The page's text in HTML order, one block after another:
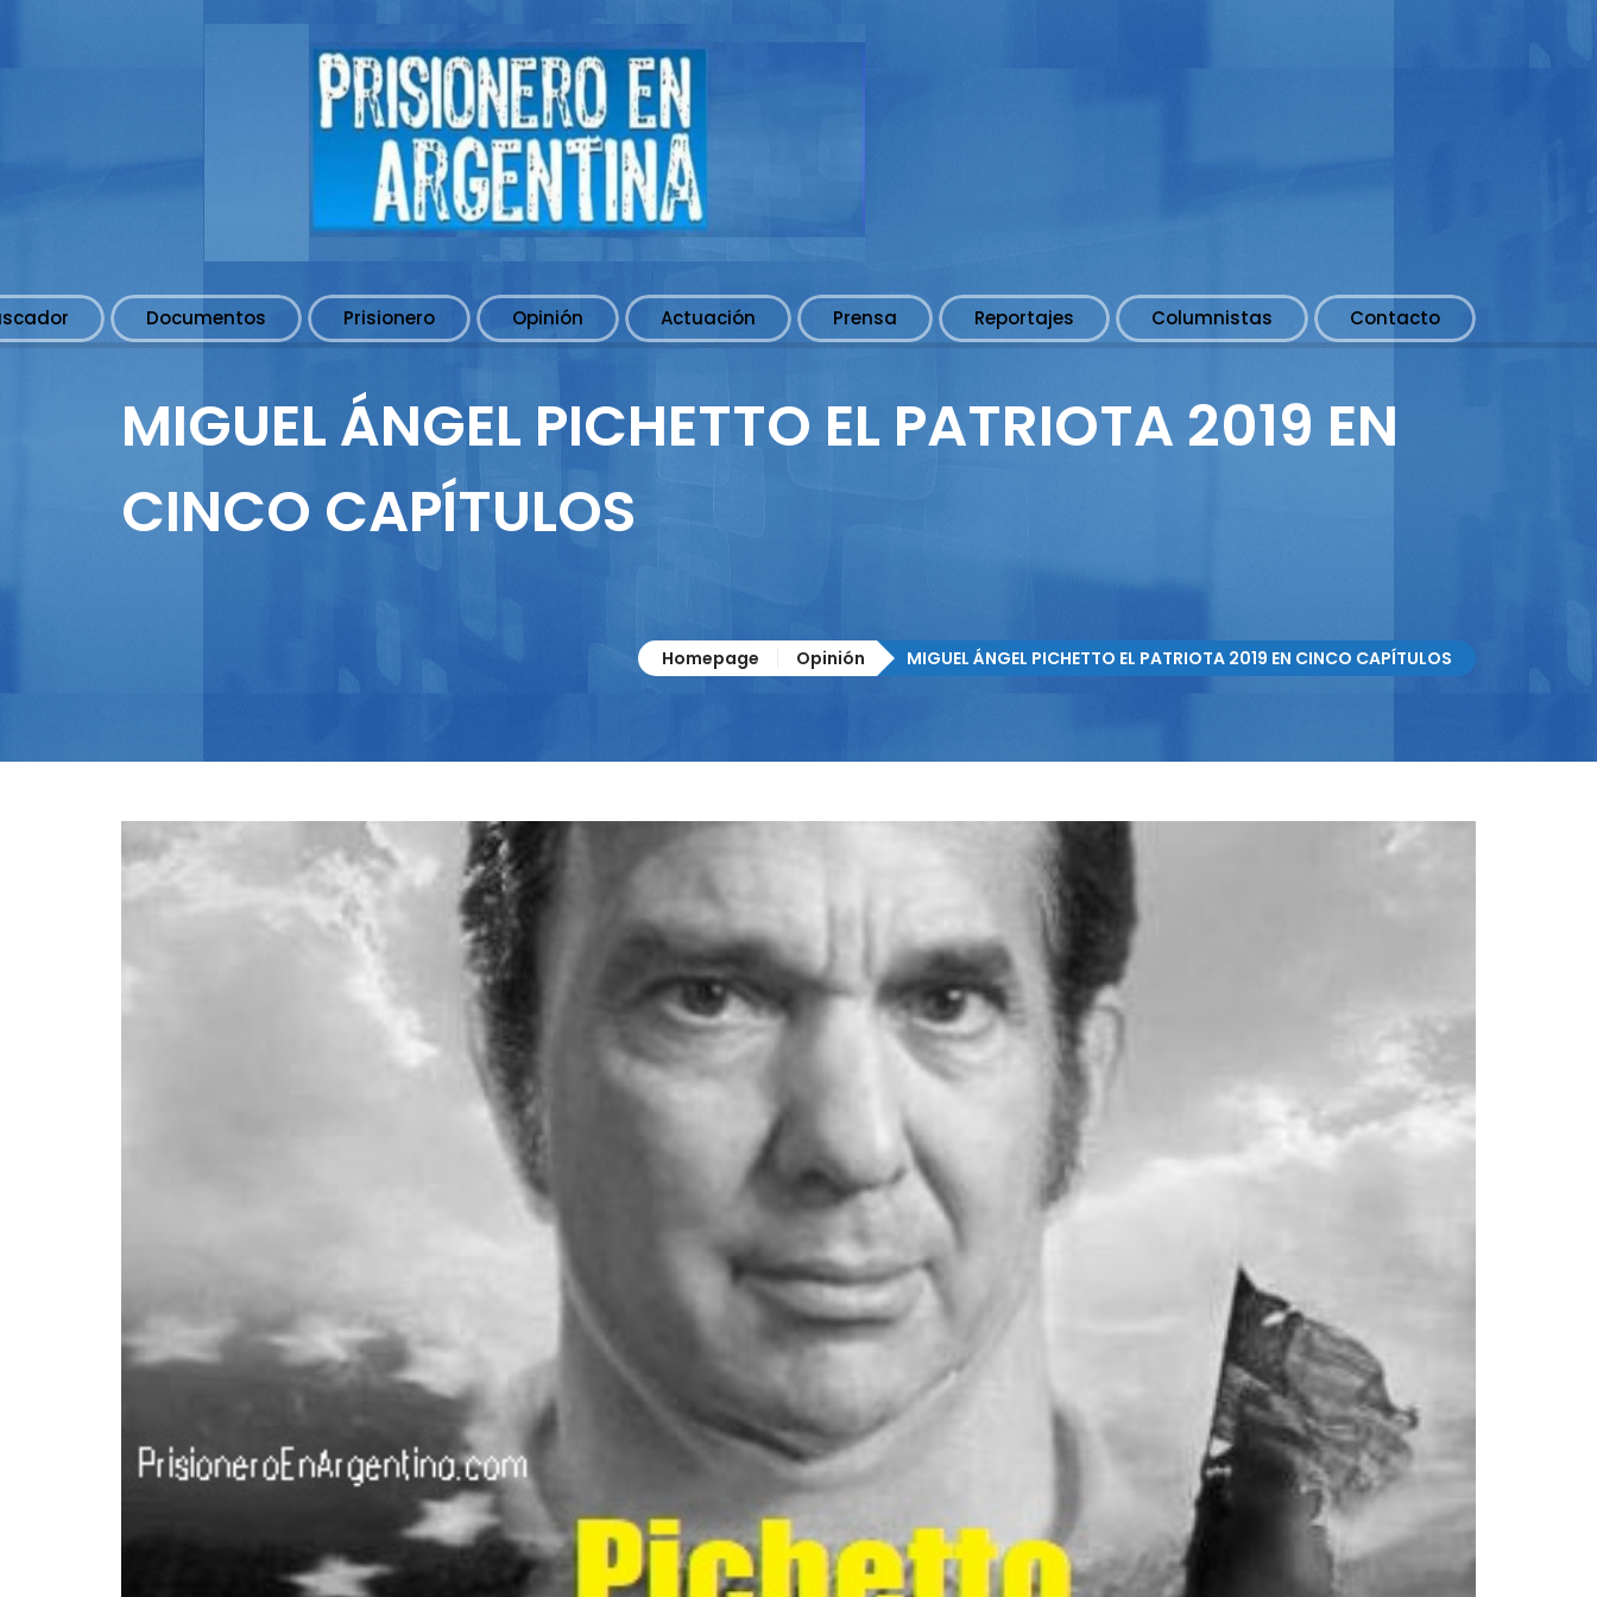
Documentos Prisionero Opinión Actuación Prensa Reportajes Columnistas Contacto
MIGUEL ÁNGEL PICHETTO EL PATRIOTA 2019 EN
CINCO CAPÍTULOS
Homepage Opinión MIGUEL ÁNGEL PICHETTO EL PATRIOTA 2019 EN CINCO CAPÍTULOS